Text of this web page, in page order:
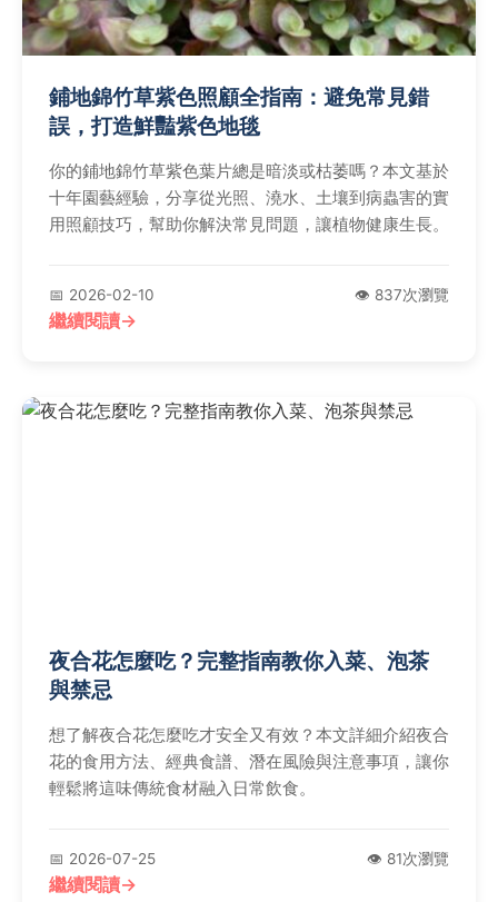
鋪地錦竹草紫色照顧全指南：避免常見錯
誤，打造鮮豔紫色地毯
你的鋪地錦竹草紫色葉片總是暗淡或枯萎嗎？本文基於
十年園藝經驗，分享從光照、澆水、土壤到病蟲害的實
用照顧技巧，幫助你解決常見問題，讓植物健康生長。
📅 2026-02-10 👁️ 837次瀏覽
繼續閱讀
夜合花怎麼吃？完整指南教你入菜、泡茶
與禁忌
想了解夜合花怎麼吃才安全又有效？本文詳細介紹夜合
花的食用方法、經典食譜、潛在風險與注意事項，讓你
輕鬆將這味傳統食材融入日常飲食。
📅 2026-07-25 👁️ 81次瀏覽
繼續閱讀